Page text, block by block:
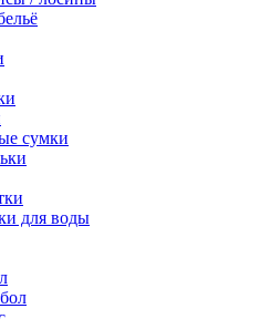
сумки
для воды